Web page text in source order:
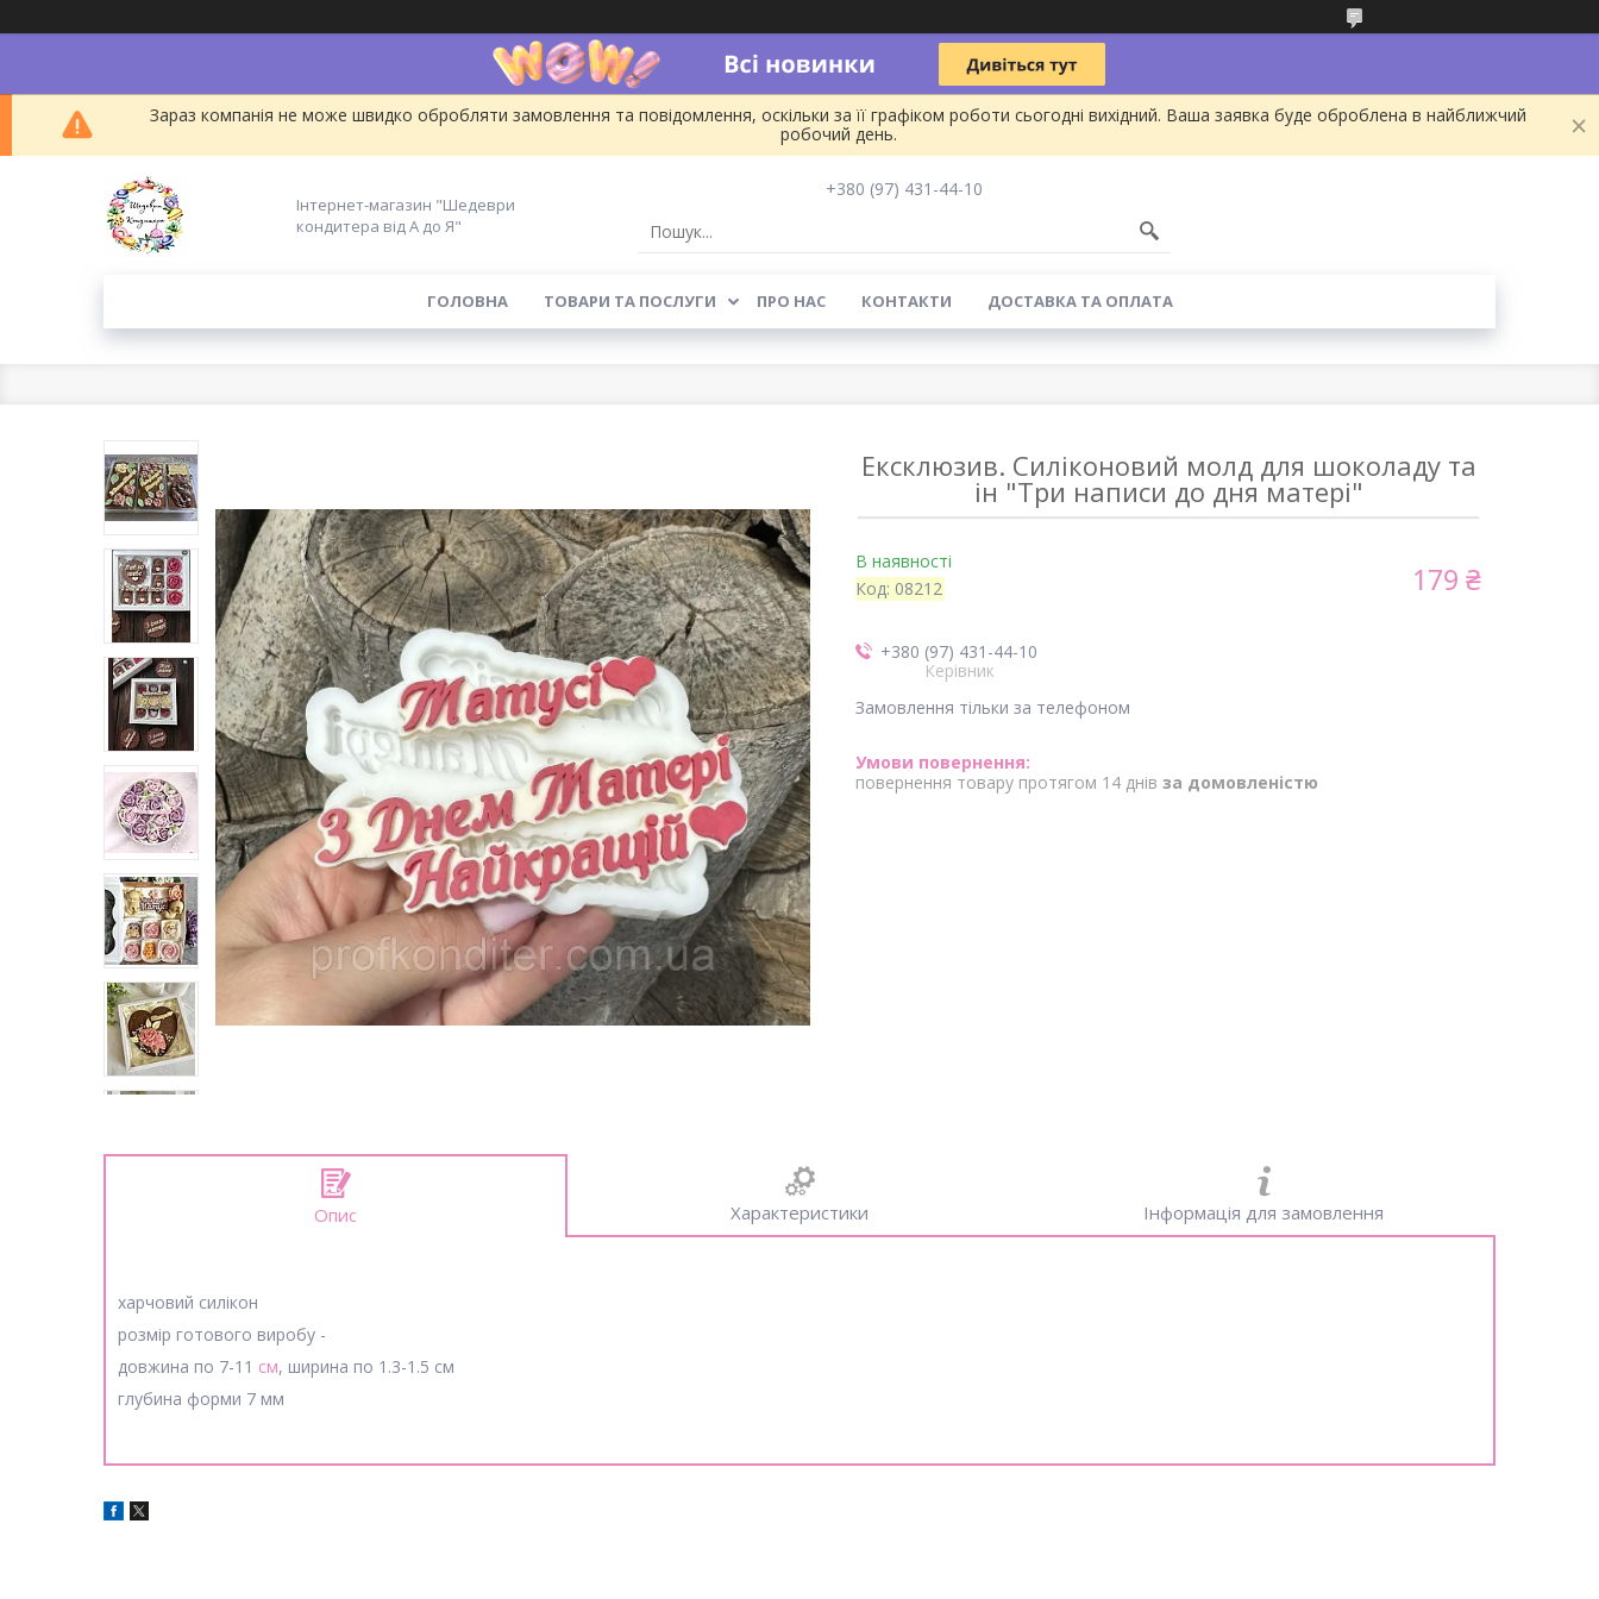
Зараз компанія не може швидко обробляти замовлення та повідомлення, оскільки за її графіком роботи сьогодні вихідний. Ваша заявка буде оброблена в найближчий
робочий день.
Інтернет-магазин "Шедеври
кондитера від А до Я"
+380 (97) 431-44-10
ГОЛОВНА ТОВАРИ ТА ПОСЛУГИ ПРО НАС КОНТАКТИ ДОСТАВКА ТА ОПЛАТА
Ексклюзив. Силіконовий молд для шоколаду та
ін "Три написи до дня матері"
В наявності
Код: 08212 179 ₴
+380 (97) 431-44-10
Керівник
Замовлення тільки за телефоном
повернення товару протягом 14 днів за домовленістю
Опис Характеристики Інформація для замовлення
харчовий силікон
розмір готового виробу -
довжина по 7-11 см, ширина по 1.3-1.5 см
глубина форми 7 мм